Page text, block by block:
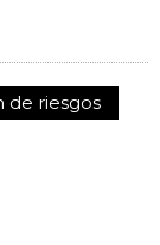
de riesgos